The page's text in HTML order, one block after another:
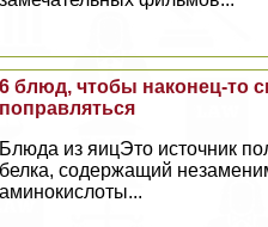
6 блюд, чтобы наконец-то
поправляться
Блюда из яицЭто источник
белка, содержащий
аминокислоты...